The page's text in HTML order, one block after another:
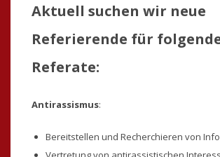
Aktuell suchen wir neue
Referierende für
Referate:
Antirassismus:
Bereitstellen und Recherchieren von